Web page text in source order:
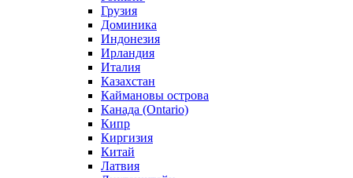
Грузия
Доминика
Индонезия
Ирландия
Италия
Казахстан
Каймановы острова
Канада (Ontario)
Кипр
Киргизия
Китай
Латвия